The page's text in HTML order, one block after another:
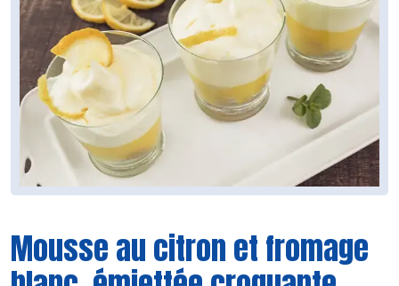
Mousse au citron et fromage